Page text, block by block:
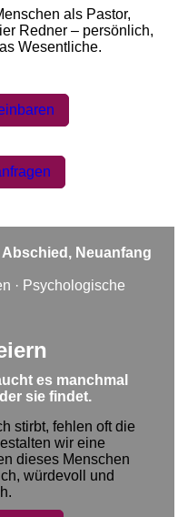
als Pastor,
Redner – persönlich,
Wesentliche.
Neuanfang
· Psychologische
es manchmal
sie findet.
stirbt, fehlen oft die
wir eine
dieses Menschen
würdevoll und